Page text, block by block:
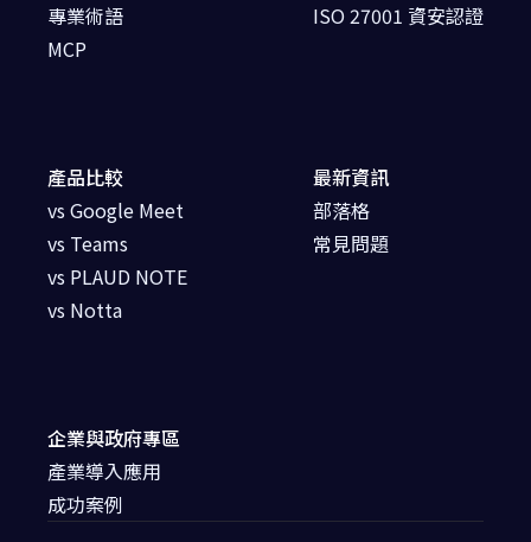
專業術語
MCP
企業與政府專區
產業導入應用
成功案例
最新資訊
部落格
常見問題
產品比較
vs Google Meet
vs Teams
vs PLAUD NOTE
vs Notta
ISO 27001 資安認證